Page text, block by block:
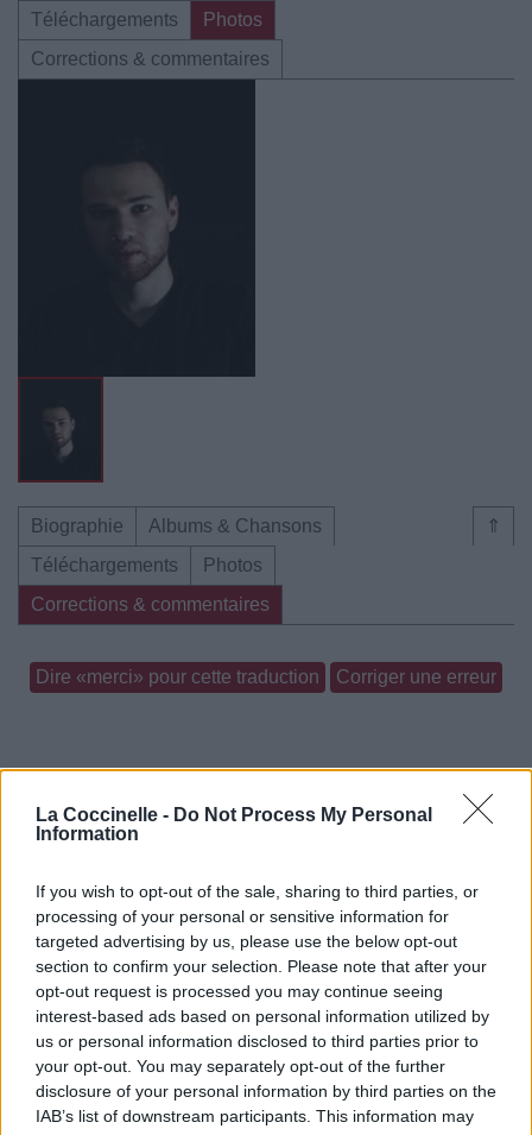
La Coccinelle - Do Not Process My Personal
Information
If you wish to opt-out of the sale, sharing to third parties, or
processing of your personal or sensitive information for
targeted advertising by us, please use the below opt-out
section to confirm your selection. Please note that after your
opt-out request is processed you may continue seeing
interest-based ads based on personal information utilized by
us or personal information disclosed to third parties prior to
your opt-out. You may separately opt-out of the further
disclosure of your personal information by third parties on the
IAB’s list of downstream participants. This information may
Téléchargements
Photos
Corrections & commentaires
⇑
Biographie
Albums & Chansons
Téléchargements
Photos
Corrections & commentaires
Dire «merci» pour cette traduction Corriger une erreur